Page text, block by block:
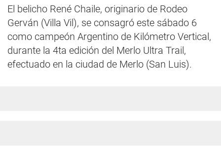
El belicho René Chaile, originario de Rodeo
Gerván (Villa Vil), se consagró este sábado 6
como campeón Argentino de Kilómetro Vertical,
durante la 4ta edición del Merlo Ultra Trail,
efectuado en la ciudad de Merlo (San Luis).